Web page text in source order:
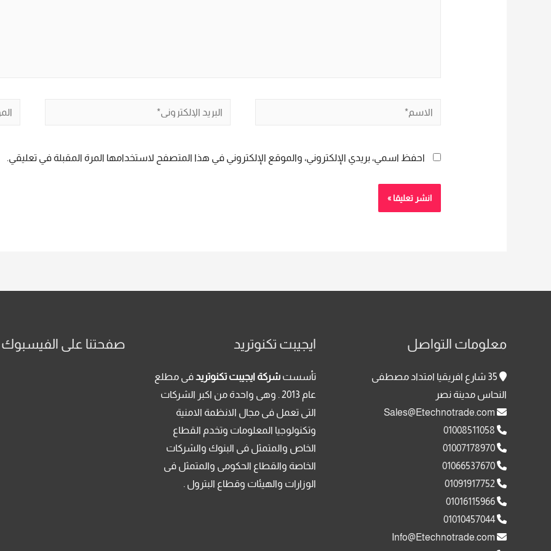
الاسم*
البريد
احفظ اسمي، بريدي الإلكتروني، والموقع الإلكتروني في هذا المتصفح لاستخدامها المرة المقبلة في تعليقي.
معلومات التواصل
35 شارع افريقيا امتداد مصطفى
النحاس مدينة نصر
01008511058
01007178970
01066537670
01091917752
01016115966
01010457044
ايجيبت تكنوتريد
تأسست شركة ايجيبت تكنوتريدفى مطلع
عام 2013 . وهى واحدة من اكبر الشركات
التى تعمل فى مجال الانظمة الامنية
وتكنولوجيا المعلومات وتخدم القطاع
الخاص والمتمثل فى البنوك والشركات
الخاصة والقطاع الحكومى والمتمثل فى
الوزارات والهيئات وقطاع البترول .
صفحتنا على الفيسبوك